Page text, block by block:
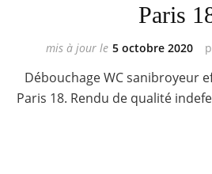
Paris
mis à jour le 5 octobre 2020
Débouchage WC sanibroyeur
Paris 18. Rendu de qualité